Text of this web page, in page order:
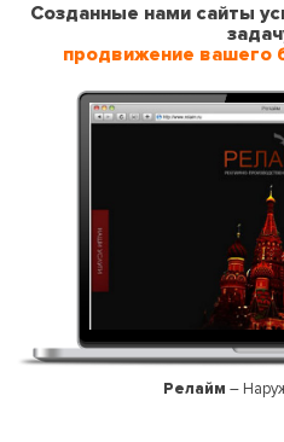
Созданные нами сайты
продвижение вашего
Релайм –